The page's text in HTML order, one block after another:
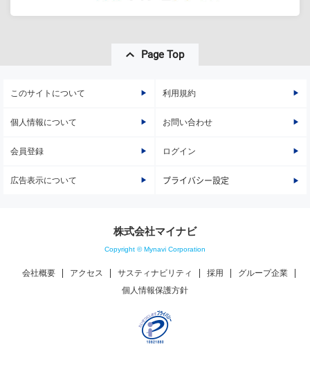
Page Top
このサイトについて 利用規約
個人情報について お問い合わせ
会員登録 ログイン
広告表示について プライバシー設定
株式会社マイナビ
Copyright © Mynavi Corporation
会社概要 アクセス サスティナビリティ 採用
グループ企業
個人情報保護方針